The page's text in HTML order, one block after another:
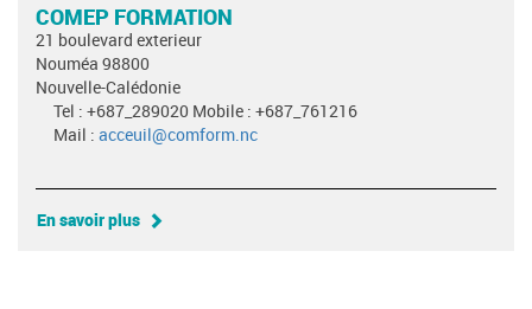
COMEP FORMATION
21 boulevard exterieur
Nouméa 98800
Nouvelle-Calédonie
Tel : +687_289020 Mobile : +687_761216
Mail : acceuil@comform.nc
En savoir plus